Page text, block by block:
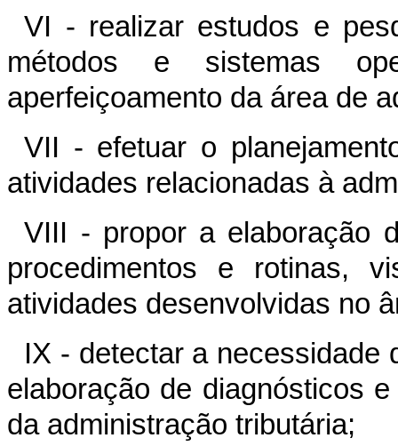
VI - realizar estudos e
métodos e sistemas
aperfeiçoamento da área de
VII - efetuar o
atividades relacionadas à
VIII - propor a elaboração
procedimentos e rotinas,
atividades desenvolvidas no
IX - detectar a necessidade
elaboração de diagnósticos
da administração tributária;